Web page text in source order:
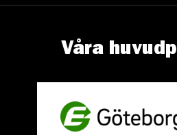
Våra